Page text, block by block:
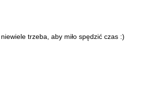
trzeba, aby miło spędzić czas :)